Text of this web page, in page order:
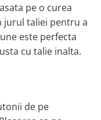
pe o curea
jurul taliei pentru a
este perfecta
cu talie inalta.
de pe